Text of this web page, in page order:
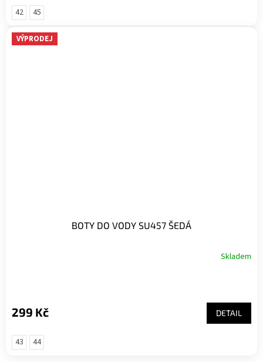
42 45
VÝPRODEJ
BOTY DO VODY SU457 ŠEDÁ
Skladem
299 Kč DETAIL
43 44